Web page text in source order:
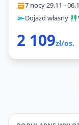
7 nocy·29.11 -
Dojazd własny·
2 109zł/os.